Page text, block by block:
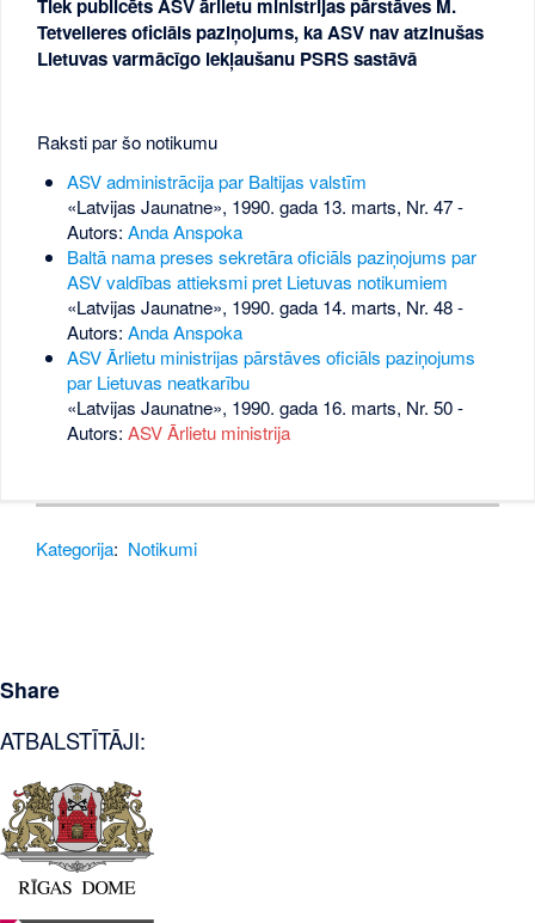
Tiek publicēts ASV ārlietu ministrijas pārstāves M.
Tetveileres oficiāls paziņojums, ka ASV nav atzinušas
Lietuvas varmācīgo iekļaušanu PSRS sastāvā
Raksti par šo notikumu
ASV administrācija par Baltijas valstīm
«Latvijas Jaunatne», 1990. gada 13. marts, Nr. 47-
Autors: Anda Anspoka
Baltā nama preses sekretāra oficiāls paziņojums par
ASV valdības attieksmi pret Lietuvas notikumiem
«Latvijas Jaunatne», 1990. gada 14. marts, Nr. 48-
Autors: Anda Anspoka
ASV Ārlietu ministrijas pārstāves oficiāls paziņojums
par Lietuvas neatkarību
«Latvijas Jaunatne», 1990. gada 16. marts, Nr. 50-
Autors: ASV Ārlietu ministrija
Kategorija: Notikumi
Share
ATBALSTĪTĀJI: